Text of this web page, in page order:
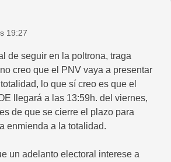
19:27
de seguir en la poltrona, traga
creo que el PNV vaya a presentar
lo que sí creo es que el
llegará a las 13:59h. del viernes,
de que se cierre el plazo para
enmienda a la totalidad.
un adelanto electoral interese a